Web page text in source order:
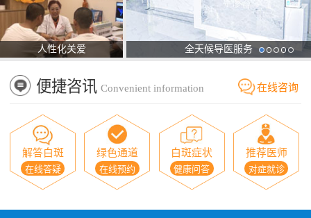
人性化关爱 全天候导医服务
便捷咨讯 Convenient information 在线咨询
解答白斑
在线答疑
绿色通道
在线预约
白斑症状
健康问答
推荐医师
对症就诊